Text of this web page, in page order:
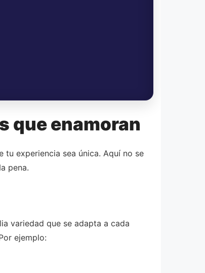
que enamoran
tu experiencia sea única. Aquí no se
pena.
variedad que se adapta a cada
ejemplo: